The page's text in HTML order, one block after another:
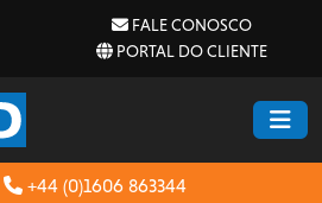
FALE CONOSCO
PORTAL DO CLIENTE
+44 (0)1606 863344